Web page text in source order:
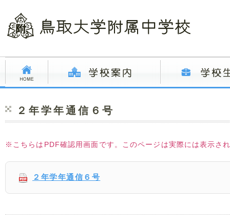
２年学年通信６号
※こちらはPDF確認用画面です。このページは実際には表示さ
２年学年通信６号